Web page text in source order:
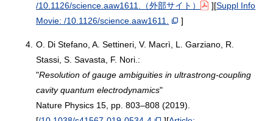
/10.1126/science.aaw1611.（外部サイト）
][Suppl Info
Movie: /10.1126/science.aaw1611.
]
4. O. Di Stefano, A. Settineri, V. Macrì, L. Garziano, R.
Stassi, S. Savasta, F. Nori.:
"Resolution of gauge ambiguities in ultrastrong-coupling
cavity quantum electrodynamics"
Nature Physics 15, pp. 803–808 (2019).